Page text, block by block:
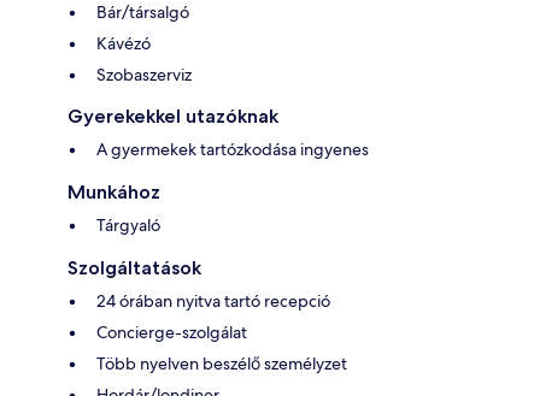
Bár/társalgó
Kávézó
Szobaszerviz
Gyerekekkel utazóknak
A gyermekek tartózkodása ingyenes
Munkához
Tárgyaló
Szolgáltatások
24 órában nyitva tartó recepció
Concierge-szolgálat
Több nyelven beszélő személyzet